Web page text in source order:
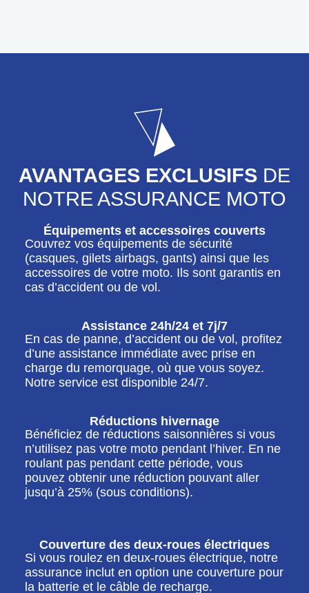
AVANTAGES EXCLUSIFS DE
NOTRE ASSURANCE MOTO
Équipements et accessoires couverts
Couvrez vos équipements de sécurité
(casques, gilets airbags, gants) ainsi que les
accessoires de votre moto. Ils sont garantis en
cas d’accident ou de vol.
Assistance 24h/24 et 7j/7
En cas de panne, d’accident ou de vol, profitez
d’une assistance immédiate avec prise en
charge du remorquage, où que vous soyez.
Notre service est disponible 24/7.
Réductions hivernage
Bénéficiez de réductions saisonnières si vous
n’utilisez pas votre moto pendant l’hiver. En ne
roulant pas pendant cette période, vous
pouvez obtenir une réduction pouvant aller
jusqu’à 25% (sous conditions).
Couverture des deux-roues électriques
Si vous roulez en deux-roues électrique, notre
assurance inclut en option une couverture pour
la batterie et le câble de recharge.